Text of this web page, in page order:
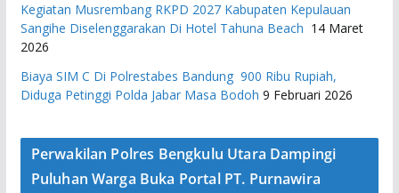
Kegiatan Musrembang RKPD 2027 ​Kabupaten Kepulauan
Sangihe Diselenggarakan Di Hotel Tahuna Beach 14 Maret
2026
Biaya SIM C Di Polrestabes Bandung 900 Ribu Rupiah,
Diduga Petinggi Polda Jabar Masa Bodoh 9 Februari 2026
Perwakilan Polres Bengkulu Utara Dampingi
Puluhan Warga Buka Portal PT. Purnawira